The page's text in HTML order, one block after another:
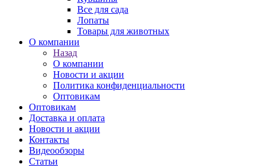
Все для сада
Лопаты
Товары для животных
О компании
Назад
О компании
Новости и акции
Политика конфиденциальности
Оптовикам
Оптовикам
Доставка и оплата
Новости и акции
Контакты
Видеообзоры
Статьи